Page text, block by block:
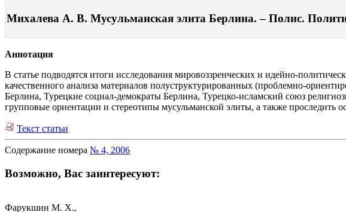
Михалева А. В. Мусульманская элита Берлина. – Полис.
Аннотация
В статье подводятся итоги исследования мировоззренческих и идейно-
качественного анализа материалов полуструктурированных (проблемно-
Берлина, Турецкие социал-демократы Берлина, Турецко-исламский союз
групповые ориентации и стереотипы мусульманской элиты, а также проследить
Текст статьи
Содержание номера № 4, 2006
Возможно, Вас заинтересуют:
Фарукшин М. Х.,